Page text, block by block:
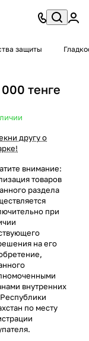
защиты
тенге
другу о
внимание:
товаров
раздела
при
на его
внутренних
по месту